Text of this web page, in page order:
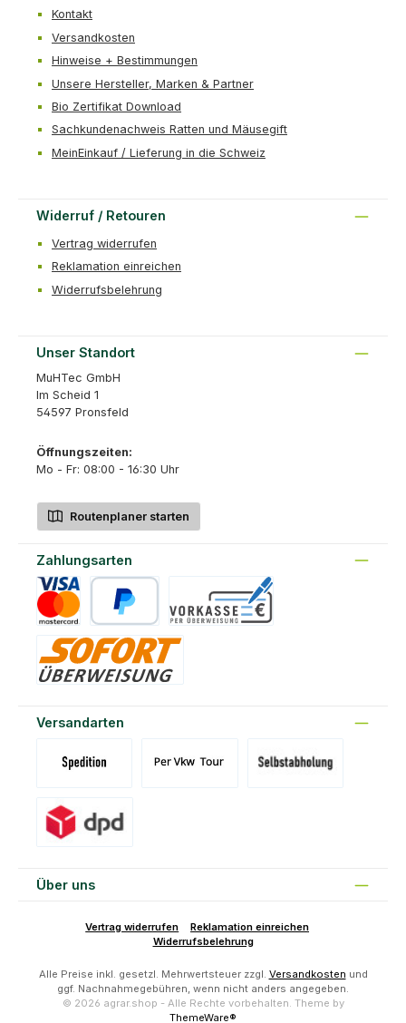
Kontakt
Versandkosten
Hinweise + Bestimmungen
Unsere Hersteller, Marken & Partner
Bio Zertifikat Download
Sachkundenachweis Ratten und Mäusegift
MeinEinkauf / Lieferung in die Schweiz
Widerruf / Retouren
Vertrag widerrufen
Reklamation einreichen
Widerrufsbelehrung
Unser Standort
MuHTec GmbH
Im Scheid 1
54597 Pronsfeld
Öffnungszeiten:
Mo - Fr: 08:00 - 16:30 Uhr
Routenplaner starten
Zahlungsarten
Versandarten
Über uns
Vertrag widerrufen
Reklamation einreichen
Widerrufsbelehrung
Alle Preise inkl. gesetzl. Mehrwertsteuer zzgl. Versandkosten und
ggf. Nachnahmegebühren, wenn nicht anders angegeben.
© 2026 agrar.shop - Alle Rechte vorbehalten. Theme by
ThemeWare®